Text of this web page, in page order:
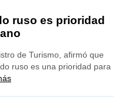
ruso es prioridad
de Turismo, afirmó que
ruso es una prioridad para